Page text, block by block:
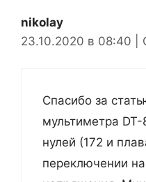
nikolay
23.10.2020 в 08:40
Спасибо за
мультиметра
нулей (172 и
переключении